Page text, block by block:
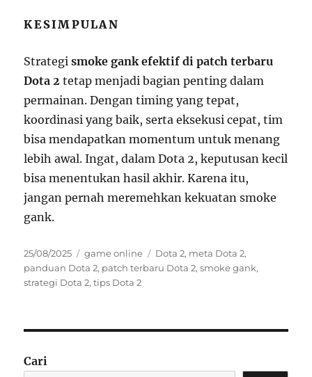
KESIMPULAN
Strategismoke gank efektif di patch terbaru
Dota 2 tetap menjadi bagian penting dalam
permainan. Dengan timing yang tepat,
koordinasi yang baik, serta eksekusi cepat, tim
bisa mendapatkan momentum untuk menang
lebih awal. Ingat, dalam Dota 2, keputusan kecil
bisa menentukan hasil akhir. Karena itu,
jangan pernah meremehkan kekuatan smoke
gank.
Posted
on
25/08/2025 Categories
game online Tags
Dota 2, meta Dota 2,
panduan Dota 2, patch terbaru Dota 2,smoke gank,
strategi Dota 2,tips Dota 2
Cari